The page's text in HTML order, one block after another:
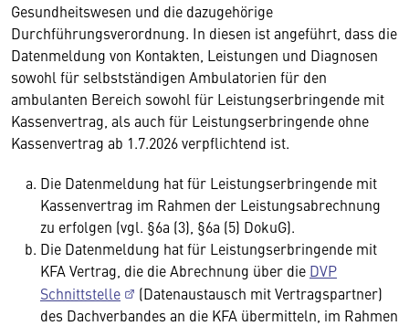
Gesundheitswesen und die dazugehörige
Durchführungsverordnung. In diesen ist angeführt, dass die
Datenmeldung von Kontakten, Leistungen und Diagnosen
sowohl für selbstständigen Ambulatorien für den
ambulanten Bereich sowohl für Leistungserbringende mit
Kassenvertrag, als auch für Leistungserbringende ohne
Kassenvertrag ab 1.7.2026 verpflichtend ist.
Die Datenmeldung hat für Leistungserbringende mit
Kassenvertrag im Rahmen der Leistungsabrechnung
zu erfolgen (vgl. §6a (3), §6a (5) DokuG).
Die Datenmeldung hat für Leistungserbringende mit
KFA Vertrag, die die Abrechnung über die DVP
Schnittstelle
(Datenaustausch mit Vertragspartner)
des Dachverbandes an die KFA übermitteln, im Rahmen